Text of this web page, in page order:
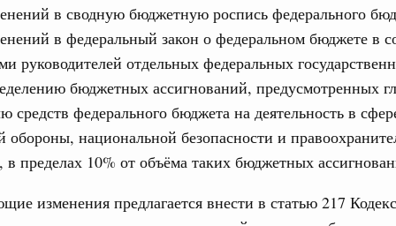
в сводную бюджетную роспись федерального
в федеральный закон о федеральном бюджете в
руководителей отдельных федеральных
бюджетных ассигнований, предусмотренных
средств федерального бюджета на деятельность в
обороны, национальной безопасности и
в пределах 10% от объёма таких бюджетных
изменения предлагается внести в статью 217
о мерах по реализации ответственности промышленных
вреда, который ранее внесло
2020, понедельник
Финансовая отчётность и аудит
деятельности рассмотрела
на физкультурно-оздоровительные